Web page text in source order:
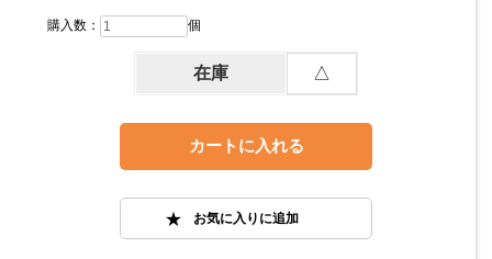
購入数： 個
在庫 △